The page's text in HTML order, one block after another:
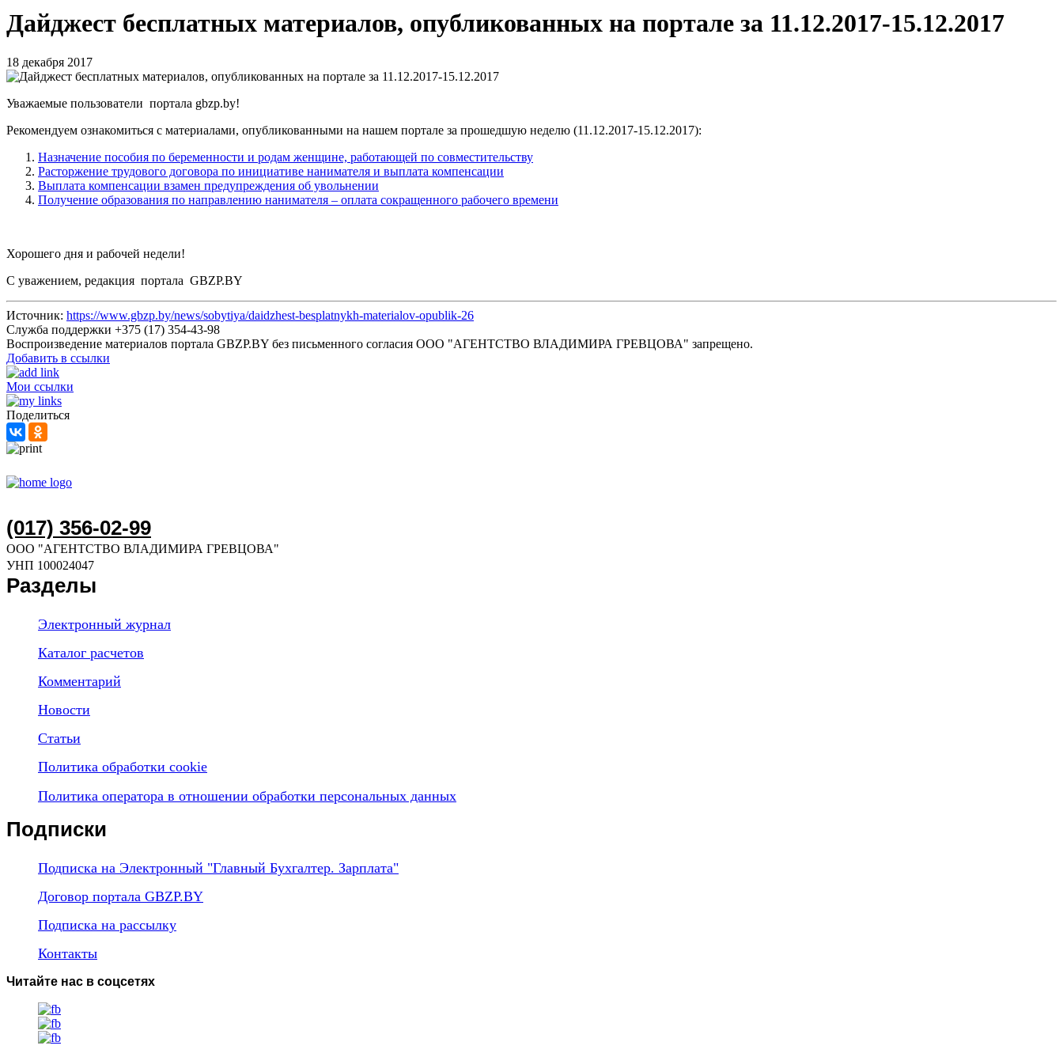
Дайджест бесплатных материалов, опубликованных на портале за 11.12.2017-15.12.2017
18 декабря 2017
Уважаемые пользователи портала gbzp.by!
Рекомендуем ознакомиться с материалами, опубликованными на нашем портале за прошедшую неделю (11.12.2017-15.12.2017):
Назначение пособия по беременности и родам женщине, работающей по совместительству
Расторжение трудового договора по инициативе нанимателя и выплата компенсации
Выплата компенсации взамен предупреждения об увольнении
Получение образования по направлению нанимателя – оплата сокращенного рабочего времени
Хорошего дня и рабочей недели!
С уважением, редакция портала GBZP.BY
Источник: https://www.gbzp.by/news/sobytiya/daidzhest-besplatnykh-materialov-opublik-26
Служба поддержки +375 (17) 354-43-98
Воспроизведение материалов портала GBZP.BY без письменного согласия OOO "АГЕНТСТВО ВЛАДИМИРА ГРЕВЦОВА" запрещено.
Добавить в ссылки
Мои ссылки
Поделиться
(017) 356-02-99
ООО "АГЕНТСТВО ВЛАДИМИРА ГРЕВЦОВА"
УНП 100024047
Разделы
Электронный журнал
Каталог расчетов
Комментарий
Новости
Статьи
Политика обработки cookie
Политика оператора в отношении обработки персональных данных
Подписки
Подписка на Электронный "Главный Бухгалтер. Зарплата"
Договор портала GBZP.BY
Подписка на рассылку
Контакты
Читайте нас в соцсетях